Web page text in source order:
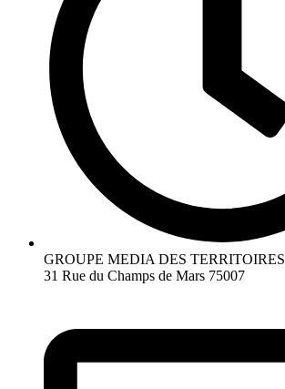
GROUPE MEDIA DES TERRITOIRES
31 Rue du Champs de Mars 75007